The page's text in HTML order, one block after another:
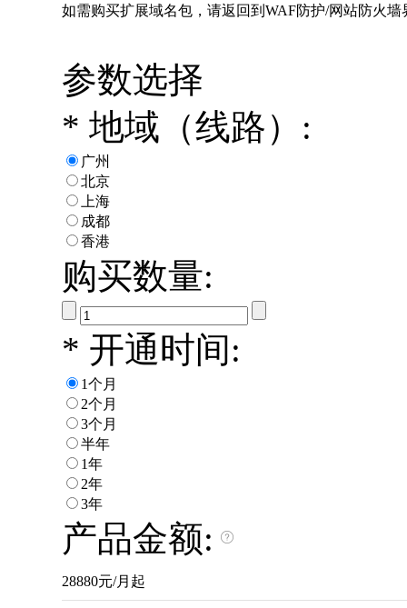
如需购买扩展域名包，请返回到WAF防护/网站防火
参数选择
* 地域（线路）:
广州
北京
上海
成都
香港
购买数量:
* 开通时间:
1个月
2个月
3个月
半年
1年
2年
3年
产品金额:
28880元/月起